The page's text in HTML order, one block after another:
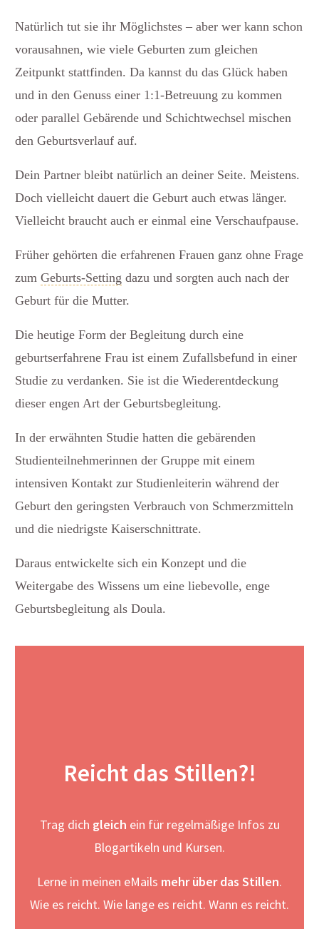
Natürlich tut sie ihr Möglichstes – aber wer kann schon
vorausahnen, wie viele Geburten zum gleichen
Zeitpunkt stattfinden. Da kannst du das Glück haben
und in den Genuss einer 1:1-Betreuung zu kommen
oder parallel Gebärende und Schichtwechsel mischen
den Geburtsverlauf auf.
Dein Partner bleibt natürlich an deiner Seite. Meistens.
Doch vielleicht dauert die Geburt auch etwas länger.
Vielleicht braucht auch er einmal eine Verschaufpause.
Früher gehörten die erfahrenen Frauen ganz ohne Frage
zum Geburts-Setting dazu und sorgten auch nach der
Geburt für die Mutter.
Die heutige Form der Begleitung durch eine
geburtserfahrene Frau ist einem Zufallsbefund in einer
Studie zu verdanken. Sie ist die Wiederentdeckung
dieser engen Art der Geburtsbegleitung.
In der erwähnten Studie hatten die gebärenden
Studienteilnehmerinnen der Gruppe mit einem
intensiven Kontakt zur Studienleiterin während der
Geburt den geringsten Verbrauch von Schmerzmitteln
und die niedrigste Kaiserschnittrate.
Daraus entwickelte sich ein Konzept und die
Weitergabe des Wissens um eine liebevolle, enge
Geburtsbegleitung als Doula.
Reicht das Stillen?!
Trag dich gleich ein für regelmäßige Infos zu
Blogartikeln und Kursen.
Lerne in meinen eMails mehr über das Stillen.
Wie es reicht. Wie lange es reicht. Wann es reicht.